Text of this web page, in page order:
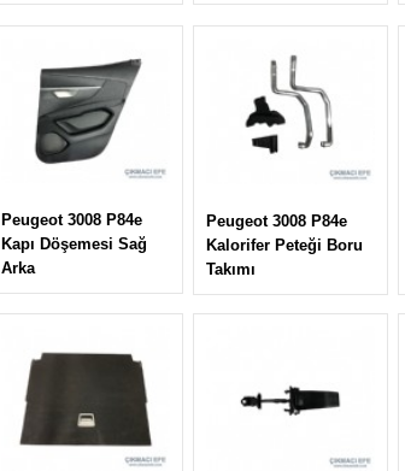
Peugeot 3008 P84e
Kapı Döşemesi Sağ
Arka
Peugeot 3008 P84e
Kalorifer Peteği Boru
Takımı